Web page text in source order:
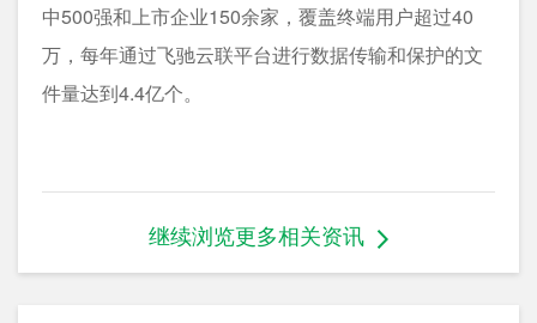
中500强和上市企业150余家，覆盖终端用户超过40
万，每年通过飞驰云联平台进行数据传输和保护的文
件量达到4.4亿个。
继续浏览更多相关资讯